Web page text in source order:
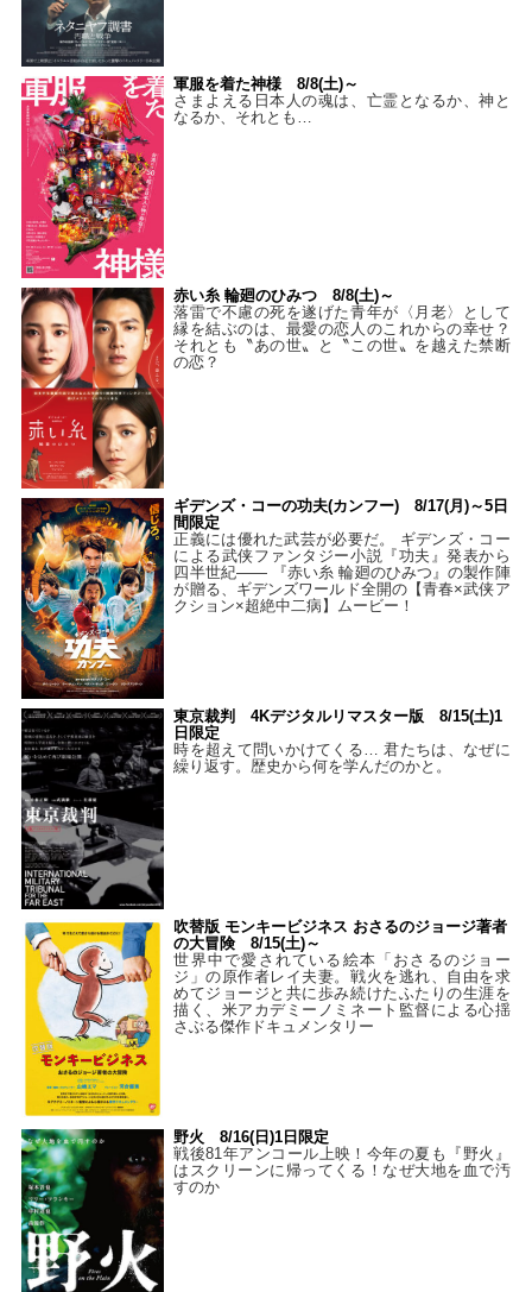
軍服を着た神様 8/8(土)～
さまよえる日本人の魂は、亡霊となるか、神と
なるか、それとも…
赤い糸 輪廻のひみつ 8/8(土)～
落雷で不慮の死を遂げた青年が〈月老〉として
縁を結ぶのは、最愛の恋人のこれからの幸せ？
それとも〝あの世〟と〝この世〟を越えた禁断
の恋？
ギデンズ・コーの功夫(カンフー) 8/17(月)～5日
間限定
正義には優れた武芸が必要だ。 ギデンズ・コー
による武侠ファンタジー小説『功夫』発表から
四半世紀―― 『赤い糸 輪廻のひみつ』の製作陣
が贈る、ギデンズワールド全開の【青春×武侠ア
クション×超絶中二病】ムービー！
東京裁判 4Kデジタルリマスター版 8/15(土)1
日限定
時を超えて問いかけてくる… 君たちは、なぜに
繰り返す。歴史から何を学んだのかと。
吹替版 モンキービジネス おさるのジョージ著者
の大冒険 8/15(土)～
世界中で愛されている絵本「おさるのジョー
ジ」の原作者レイ夫妻。戦火を逃れ、自由を求
めてジョージと共に歩み続けたふたりの生涯を
描く、米アカデミーノミネート監督による心揺
さぶる傑作ドキュメンタリー
野火 8/16(日)1日限定
戦後81年アンコール上映！今年の夏も『野火』
はスクリーンに帰ってくる！なぜ大地を血で汚
すのか